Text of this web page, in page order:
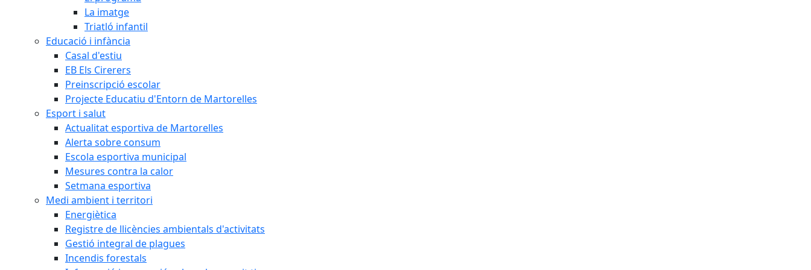
La imatge
Triatló infantil
Educació i infància
Casal d'estiu
EB Els Cirerers
Preinscripció escolar
Projecte Educatiu d'Entorn de Martorelles
Esport i salut
Actualitat esportiva de Martorelles
Alerta sobre consum
Escola esportiva municipal
Mesures contra la calor
Setmana esportiva
Medi ambient i territori
Energiètica
Registre de llicències ambientals d'activitats
Gestió integral de plagues
Incendis forestals